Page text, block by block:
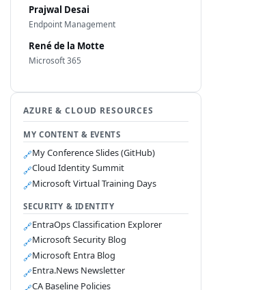
Prajwal Desai
Endpoint Management
René de la Motte
Microsoft 365
AZURE & CLOUD RESOURCES
MY CONTENT & EVENTS
🔗My Conference Slides (GitHub)
🔗Cloud Identity Summit
🔗Microsoft Virtual Training Days
SECURITY & IDENTITY
🔗EntraOps Classification Explorer
🔗Microsoft Security Blog
🔗Microsoft Entra Blog
🔗Entra.News Newsletter
CA Baseline Policies